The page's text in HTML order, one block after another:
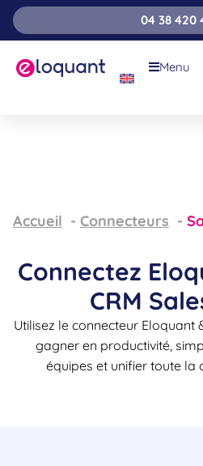
04 38 420
Menu
Accueil Connecteurs
Connectez
CRM
Utilisez le connecteur Eloquant
gagner en productivité,
équipes et unifier toute la